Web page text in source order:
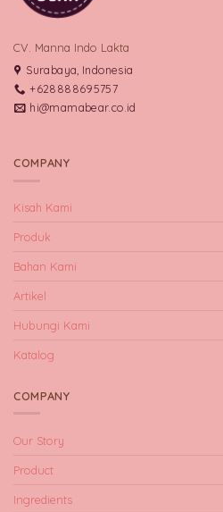
CV. Manna Indo Lakta
Surabaya, Indonesia
+628888695757
hi@mamabear.co.id
COMPANY
Kisah Kami
Produk
Bahan Kami
Artikel
Hubungi Kami
Katalog
COMPANY
Our Story
Product
Ingredients